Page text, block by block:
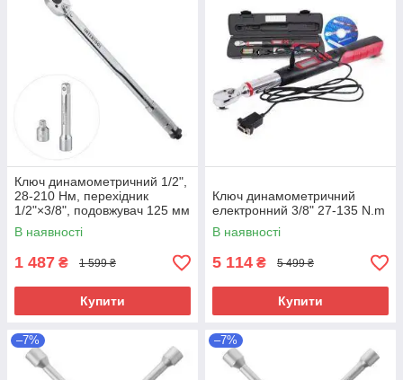
Ключ динамометричний 1/2",
28-210 Нм, перехідник
1/2"×3/8", подовжувач 125 мм
1/2",STORM
В наявності
1 487 ₴ 1 599 ₴
Купити
Ключ динамометричний
електронний 3/8" 27-135 N.m
В наявності
5 114 ₴ 5 499 ₴
Купити
–7% –7%